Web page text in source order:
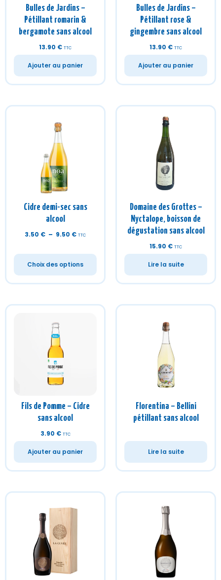
Cidre demi-sec sans
alcool
€–9.50
Domaine des Grottes –
Nyctalope, boisson de
dégustation sans alcool
15.90€
Fils de Pomme – Cidre
sans alcool
3.90€ TTC
Ajouter au panier
Florentina – Bellini
pétillant sans alcool
Lire la suite
French Bloom – Cuvée
Blanc de blancs pétillant
sans alcool
109.00€
French Bloom – Cuvée
Blanc de blancs pétillant
sans alcool
49.00€ TTC